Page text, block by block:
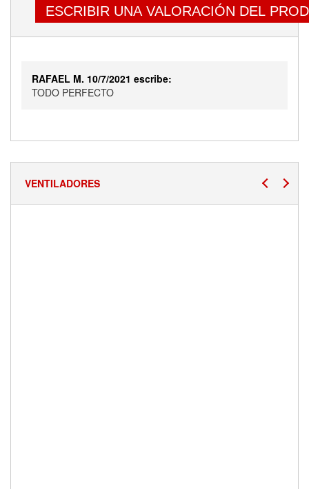
ESCRIBIR UNA VALORACIÓN DEL
RAFAEL M. 10/7/2021 escribe:
TODO PERFECTO
VENTILADORES